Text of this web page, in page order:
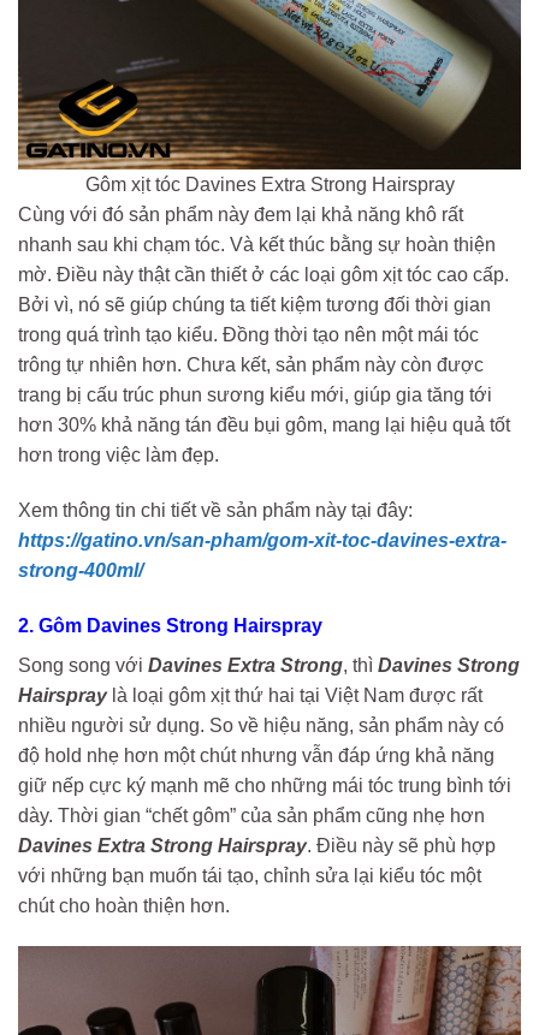
Gôm xịt tóc Davines Extra Strong Hairspray
Cùng với đó sản phẩm này đem lại khả năng khô rất
nhanh sau khi chạm tóc. Và kết thúc bằng sự hoàn thiện
mờ. Điều này thật cần thiết ở các loại gôm xịt tóc cao cấp.
Bởi vì, nó sẽ giúp chúng ta tiết kiệm tương đối thời gian
trong quá trình tạo kiểu. Đồng thời tạo nên một mái tóc
trông tự nhiên hơn. Chưa kết, sản phẩm này còn được
trang bị cấu trúc phun sương kiểu mới, giúp gia tăng tới
hơn 30% khả năng tán đều bụi gôm, mang lại hiệu quả tốt
hơn trong việc làm đẹp.
Xem thông tin chi tiết về sản phẩm này tại đây:
https://gatino.vn/san-pham/gom-xit-toc-davines-extra-
strong-400ml/
2. Gôm Davines Strong Hairspray
Song song với Davines Extra Strong, thì Davines Strong
Hairspraylà loại gôm xịt thứ hai tại Việt Nam được rất
nhiều người sử dụng. So về hiệu năng, sản phẩm này có
độ hold nhẹ hơn một chút nhưng vẫn đáp ứng khả năng
giữ nếp cực ký mạnh mẽ cho những mái tóc trung bình tới
dày. Thời gian “chết gôm” của sản phẩm cũng nhẹ hơn
Davines Extra Strong Hairspray. Điều này sẽ phù hợp
với những bạn muốn tái tạo, chỉnh sửa lại kiểu tóc một
chút cho hoàn thiện hơn.